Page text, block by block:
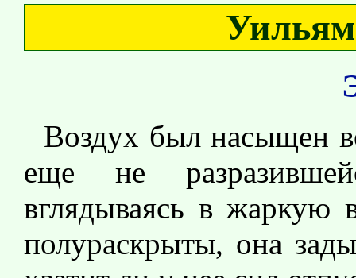
Воздух был насыщен
еще не
вглядываясь в
полураскрыты, она